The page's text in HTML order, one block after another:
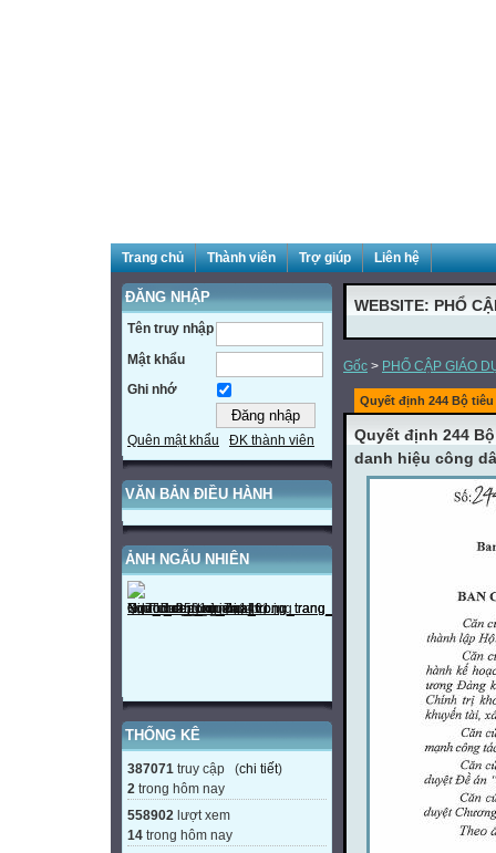
Trang chủ Thành viên Trợ giúp Liên hệ
ĐĂNG NHẬP
Tên truy nhập
Mật khẩu
Ghi nhớ
Quên mật khẩu ĐK thành viên
VĂN BẢN ĐIỀU HÀNH
ẢNH NGẪU NHIÊN
THỐNG KÊ
387071 truy cập (chi tiết)
2 trong hôm nay
558902 lượt xem
14 trong hôm nay
WEBSITE: PHỔ
Gốc > PHỔ CẬP GIÁO
Quyết định 244 Bộ
Quyết định 244
danh hiệu công